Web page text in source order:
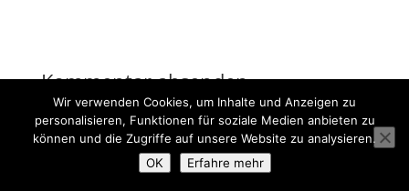
Kommentar absenden
Du musstangemeldetsein, um einen Kommentar
abzugeben.
Wir verwenden Cookies, um Inhalte und Anzeigen zu
personalisieren, Funktionen für soziale Medien anbieten zu
können und die Zugriffe auf unsere Website zu analysieren.
OK
Erfahre mehr